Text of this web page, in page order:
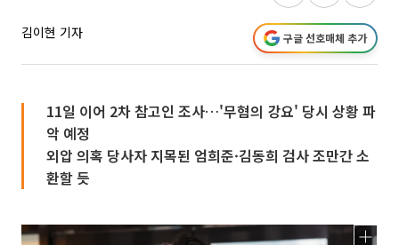
김이현 기자 구글 선호매체 추가
11일 이어 2차 참고인 조사…'무혐의 강요' 당시 상황 파
악 예정
외압 의혹 당사자 지목된 엄희준·김동희 검사 조만간 소
환할 듯